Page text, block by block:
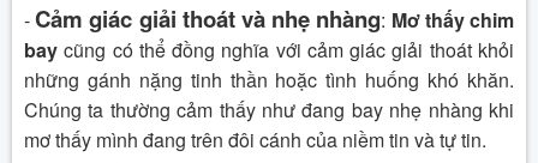
-Cảm giác giải thoát và nhẹ nhàng: Mơ thấy chim
bay cũng có thể đồng nghĩa với cảm giác giải thoát khỏi
những gánh nặng tinh thần hoặc tình huống khó khăn.
Chúng ta thường cảm thấy như đang bay nhẹ nhàng khi
mơ thấy mình đang trên đôi cánh của niềm tin và tự tin.